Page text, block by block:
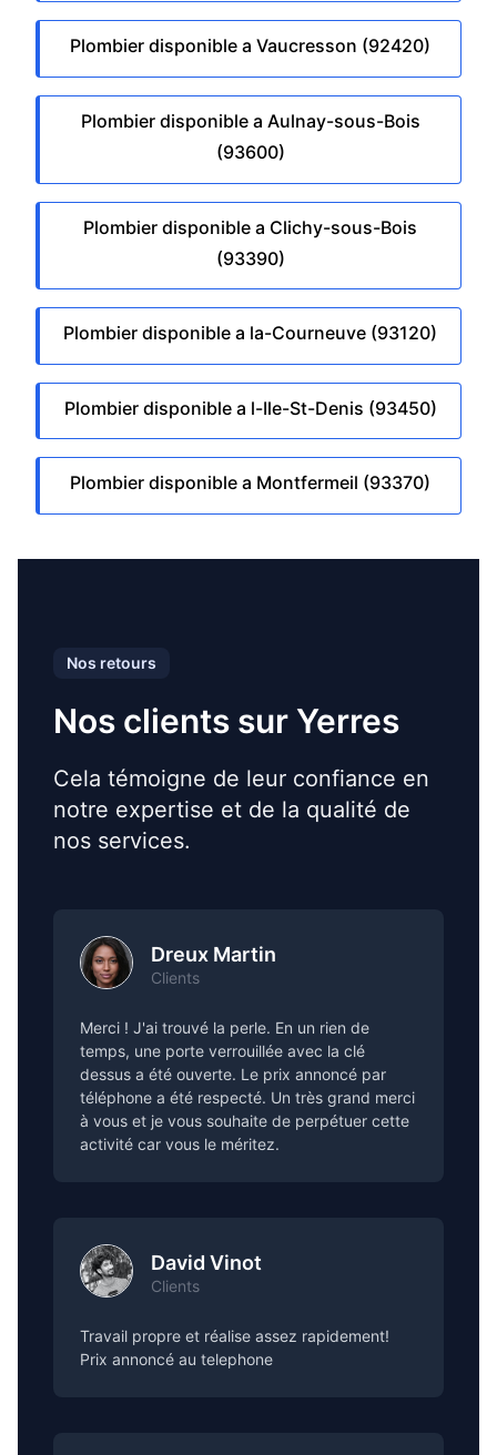
Plombier disponible a Vaucresson (92420)
Plombier disponible a Aulnay-sous-Bois
(93600)
Plombier disponible a Clichy-sous-Bois
(93390)
Plombier disponible a la-Courneuve (93120)
Plombier disponible a l-Ile-St-Denis (93450)
Plombier disponible a Montfermeil (93370)
Nos retours
Nos clients sur Yerres
Cela témoigne de leur confiance en
notre expertise et de la qualité de
nos services.
Dreux Martin
Clients
Merci ! J'ai trouvé la perle. En un rien de
temps, une porte verrouillée avec la clé
dessus a été ouverte. Le prix annoncé par
téléphone a été respecté. Un très grand merci
à vous et je vous souhaite de perpétuer cette
activité car vous le méritez.
David Vinot
Clients
Travail propre et réalise assez rapidement!
Prix annoncé au telephone